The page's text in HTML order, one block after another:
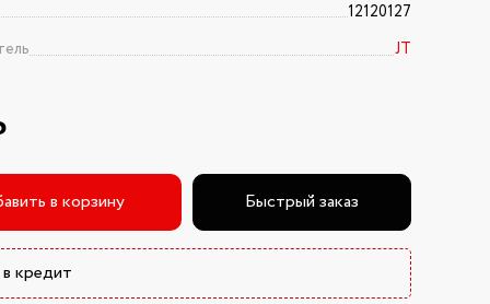
12120127
JT
в корзину Быстрый заказ
кредит